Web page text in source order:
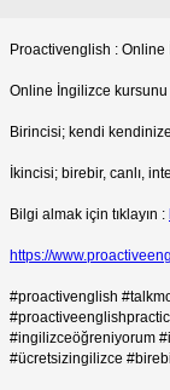
Proactivenglish :
Online İngilizce
Birincisi; kendi
İkincisi; birebir, canlı,
Bilgi almak için tıklayın :
https://
#proactivenglish
#ingilizceöğreniyorum
#ücretsizingilizce